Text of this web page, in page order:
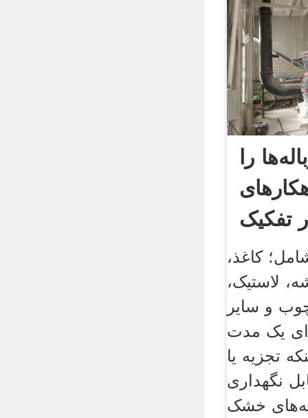
را
تفکیک
کاغذ،
لاستیک،
و سایر
یک مدت
تجزیه یا
نگهداری
خشک